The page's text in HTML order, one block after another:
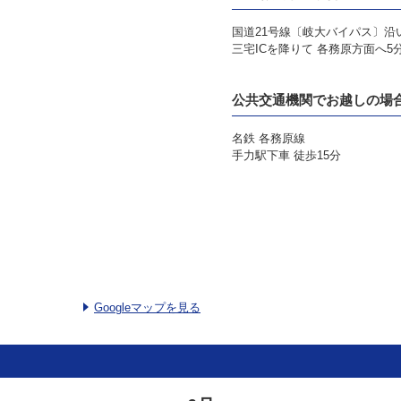
Googleマップを見る
国道21号線〔岐大バイパス〕沿
三宅ICを降りて 各務原方面へ5
公共交通機関でお越しの場
名鉄 各務原線
手力駅下車 徒歩15分